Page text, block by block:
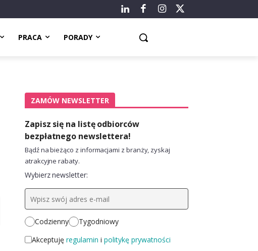
PRACA PORADY
ZAMÓW NEWSLETTER
Zapisz się na listę odbiorców
bezpłatnego newslettera!
Bądź na bieżąco z informacjami z branży, zyskaj
atrakcyjne rabaty.
Wybierz newsletter:
Codzienny
Tygodniowy
Akceptuję regulamin i politykę prywatności